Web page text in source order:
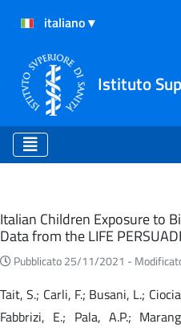
Istituto
Eventi
Italian Children Exposure to
Data from the LIFE
Pubblicato 25/11/2021 -
Tait, S.; Carli, F.; Busani, L.;
Fabbrizi, E.; Pala, A.P.;